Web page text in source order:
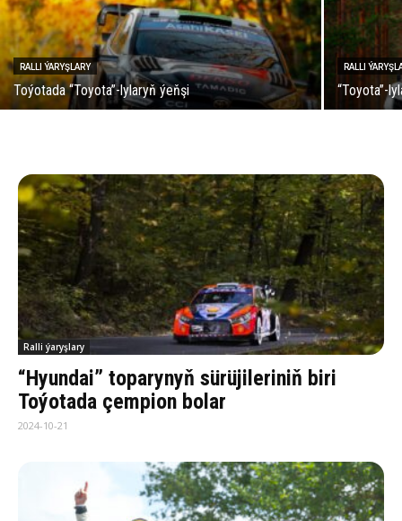
RALLI ÝARYŞLARY
Toýotada “Toyota”-lylaryň ýeňşi
RALLI
“Toyota”-
Ralli ýaryşlary
“Hyundai” toparynyň sürüjileriniň biri
Toýotada çempion bolar
2024-10-21